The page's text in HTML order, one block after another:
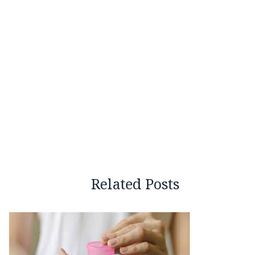
Related Posts